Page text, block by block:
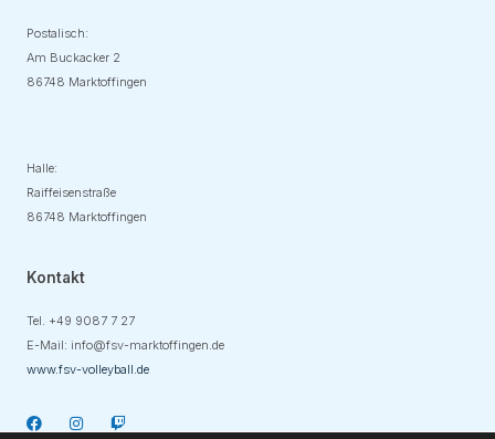
Postalisch:
Am Buckacker 2
86748 Marktoffingen
Halle:
Raiffeisenstraße
86748 Marktoffingen
Kontakt
Tel. +49 9087 7 27
E-Mail: info@fsv-marktoffingen.de
www.fsv-volleyball.de